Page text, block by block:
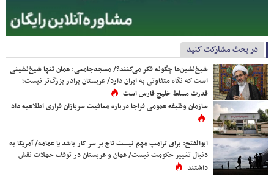
در بحث مشارکت کنید
شیخ‌نشین‌ها چگونه فکر می‌کنند؟/ مسجدجامعی: عمان تنها شیخ‌نشینی
است که نگاه متفاوتی به ایران دارد/ عربستان برادر بزرگ‌تر نیست؛
قدرت مسلط خلیج فارس است
سازمان وظیفه عمومی فراجا درباره معافیت سربازان فراری اطلاعیه داد
ابوالفتح: برای ترامپ مهم نیست تاج بر سر کار باشد یا عمامه/ آمریکا به
دنبال تغییر حکومت نیست/ عمان و عربستان در توقف حملات نقش
داشتند